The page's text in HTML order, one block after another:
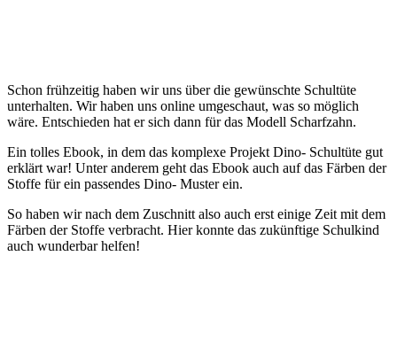
Schon frühzeitig haben wir uns über die gewünschte Schultüte
unterhalten. Wir haben uns online umgeschaut, was so möglich
wäre. Entschieden hat er sich dann für das Modell Scharfzahn.
Ein tolles Ebook, in dem das komplexe Projekt Dino- Schultüte gut
erklärt war! Unter anderem geht das Ebook auch auf das Färben der
Stoffe für ein passendes Dino- Muster ein.
So haben wir nach dem Zuschnitt also auch erst einige Zeit mit dem
Färben der Stoffe verbracht. Hier konnte das zukünftige Schulkind
auch wunderbar helfen!